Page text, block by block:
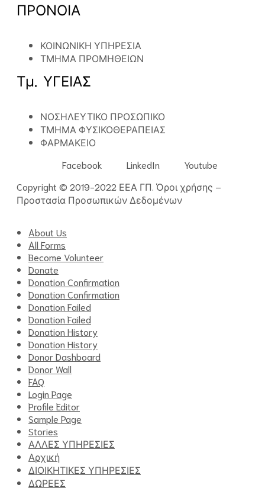
ΠΡΟΝΟΙΑ
ΚΟΙΝΩΝΙΚΗ ΥΠΗΡΕΣΙΑ
ΤΜΗΜΑ ΠΡΟΜΗΘΕΙΩΝ
Τμ. ΥΓΕΙΑΣ
ΝΟΣΗΛΕΥΤΙΚΟ ΠΡΟΣΩΠΙΚΟ
ΤΜΗΜΑ ΦΥΣΙΚΟΘΕΡΑΠΕΙΑΣ
ΦΑΡΜΑΚΕΙΟ
Facebook
LinkedIn
Youtube
Copyright © 2019-2022 ΕΕΑ ΓΠ. Όροι χρήσης –
Προστασία Προσωπικών Δεδομένων
About Us
All Forms
Become Volunteer
Donate
Donation Confirmation
Donation Confirmation
Donation Failed
Donation Failed
Donation History
Donation History
Donor Dashboard
Donor Wall
FAQ
Login Page
Profile Editor
Sample Page
Stories
ΑΛΛΕΣ ΥΠΗΡΕΣΙΕΣ
Αρχική
ΔΙΟΙΚΗΤΙΚΕΣ ΥΠΗΡΕΣΙΕΣ
ΔΩΡΕΕΣ